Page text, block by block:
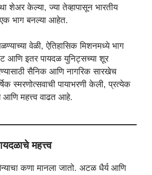
शेअर केल्या, ज्या तेव्हापासून भारतीय
भाग बनल्या आहेत.
वेळी, ऐतिहासिक मिशनमध्ये भाग
आणि इतर पायदळ युनिट्सच्या शूर
सैनिक आणि नागरिक सारखेच
स्मरणोत्सवाची पायाभरणी केली, प्रत्येक
आणि महत्त्व वाढत आहे.
महत्त्व
कणा मानला जातो. अटळ धैर्य आणि